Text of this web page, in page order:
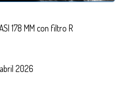
178 MM con filtro R
2026